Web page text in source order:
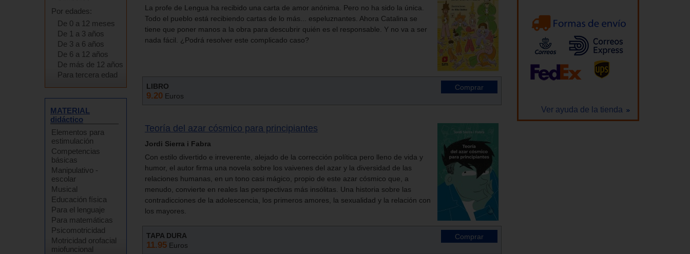
Por edades:
De 0 a 12 meses
De 1 a 3 años
De 3 a 6 años
De 6 a 12 años
De más de 12 años
Para tercera edad
MATERIAL
didáctico
Elementos para
estimulación
Competencias
básicas
Manipulativo -
escolar
Musical
Educación física
Para el lenguaje
Para matemáticas
Psicomotricidad
Motricidad orofacial
miofuncional
La profe de Lengua ha recibido una carta de amor anónima. Pero no ha sido la única.
Todo el pueblo está recibiendo cartas de lo más... espeluznantes. Ahora Catalina se
tiene que poner manos a la obra para descubrir quién es el responsable. Y no va a ser
nada fácil. ¿Podrá resolver este complicado caso?
LIBRO
9.20 Euros
Teoría del azar cósmico para principiantes
Jordi Sierra i Fabra
Con estilo divertido e irreverente, alejado de la corrección política pero lleno de vida y
humor, el autor firma una novela sobre los vaivenes del azar y la diversidad de las
relaciones humanas, en un tono casi mágico, propio de este azar cósmico que, a
menudo, convierte en reales las perspectivas más insólitas. Una historia sobre las
contradicciones de la adolescencia, los primeros amores, la sexualidad y la relación con
los mayores.
TAPA DURA
11.95 Euros
Ver ayuda de la tienda